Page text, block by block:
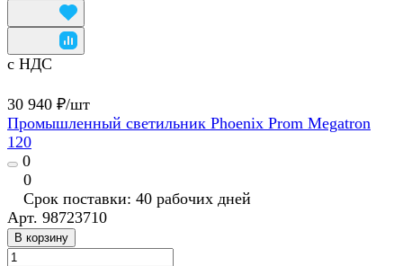
с НДС
30 940 ₽/шт
Промышленный светильник Phoenix Prom Megatron
120
0
0
Срок поставки: 40 рабочих дней
Арт. 98723710
В корзину